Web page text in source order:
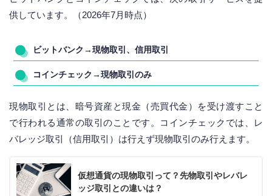
供しています。（2026年7月時点）
ビットバンク→現物取引、信用取引
コインチェック→現物取引のみ
現物取引とは、暗号資産と現金（売買代金）を受け渡すこと
で行われる通常の取引のことです。コインチェックでは、レ
バレッジ取引（信用取引）は行えず現物取引のみ行えます。
仮想通貨の現物取引って？先物取引やレバレ
ッジ取引との違いは？